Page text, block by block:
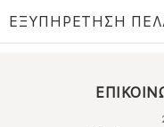
ΕΞΥΠΗΡΕΤΗΣΗ